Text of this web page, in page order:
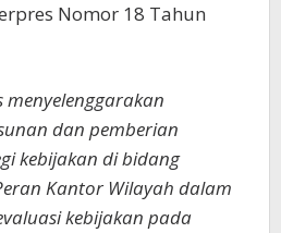
Nomor 18 Tahun
menyelenggarakan
dan pemberian
kebijakan di bidang
Kantor Wilayah dalam
kebijakan pada